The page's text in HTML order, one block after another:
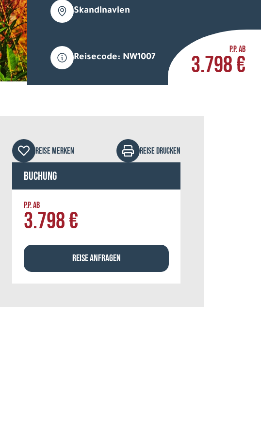
Skandinavien
Reisecode: NW1007
P.P. AB
3.798 €
REISE MERKEN REISE DRUCKEN
Buchung
P.P. AB
3.798 €
REISE ANFRAGEN